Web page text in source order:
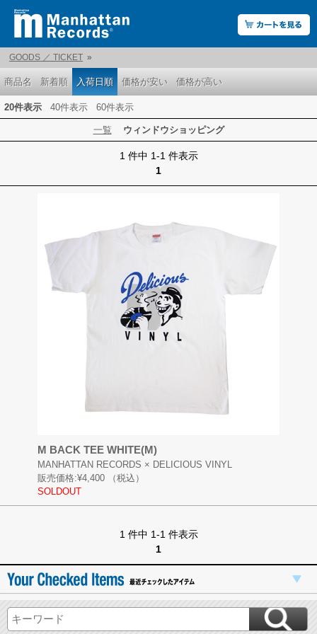
GOODS ／ TICKET »
商品名 新着順 入荷日順 価格が安い 価格が高い
20件表示 40件表示 60件表示
一覧 ウィンドウショッピング
1 件中 1-1 件表示
1
M BACK TEE WHITE(M)
MANHATTAN RECORDS × DELICIOUS VINYL
販売価格:¥4,400
（税込）
SOLDOUT
1 件中 1-1 件表示
1